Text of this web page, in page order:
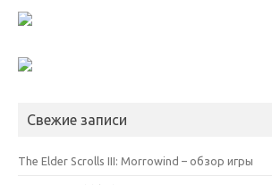
Свежие записи
The Elder Scrolls III: Morrowind – обзор игры